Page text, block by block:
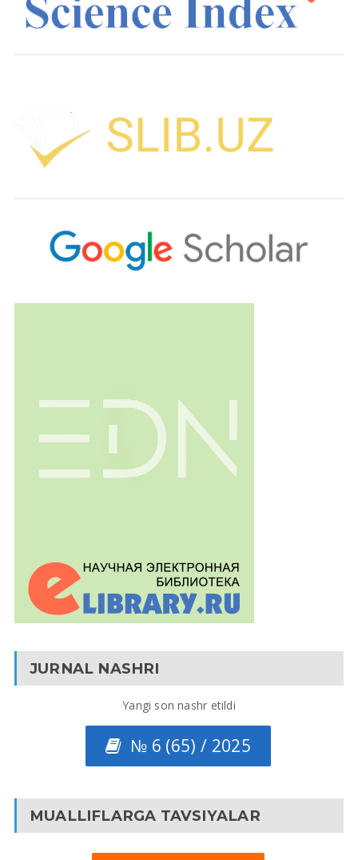
JURNAL NASHRI
Yangi son nashr etildi
№ 6 (65) / 2025
MUALLIFLARGA TAVSIYALAR